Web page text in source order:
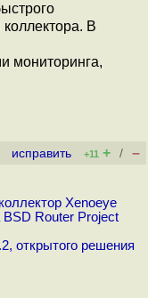
В
мониторинга,
исправить +11 + / –
Xenoeye
Router Project
открытого решения